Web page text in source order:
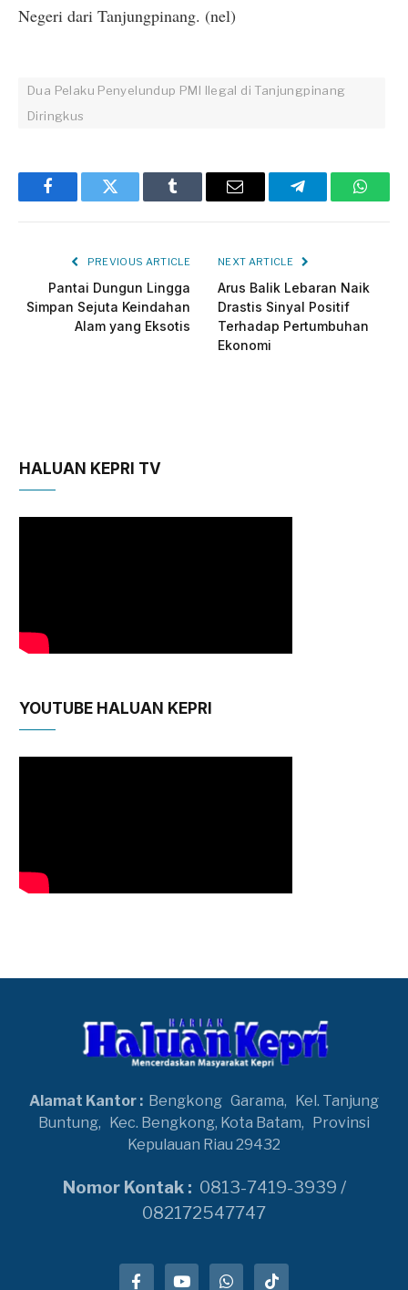
Negeri dari Tanjungpinang. (nel)
Dua Pelaku Penyelundup PMI Ilegal di Tanjungpinang
Diringkus
FacebookTwitter Tumblr Email Telegram
PREVIOUS ARTICLE
Pantai Dungun Lingga
Simpan Sejuta Keindahan
Alam yang Eksotis
NEXT ARTICLE
Arus Balik Lebaran Naik
Drastis Sinyal Positif
Terhadap Pertumbuhan
Ekonomi
HALUAN KEPRI TV
YOUTUBE HALUAN KEPRI
Alamat Kantor : Bengkong Garama,
Kel. Tanjung
Buntung,
Kec. Bengkong, Kota Batam,
Provinsi
Kepulauan Riau 29432
Nomor Kontak : 0813-7419-3939 /
082172547747